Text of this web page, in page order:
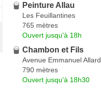
Peinture Allau
Les Feuillantines
765 mètres
Ouvert jusqu'à 18h
Chambon et Fils
Avenue Emmanuel Allard
790 mètres
Ouvert jusqu'à 18h30